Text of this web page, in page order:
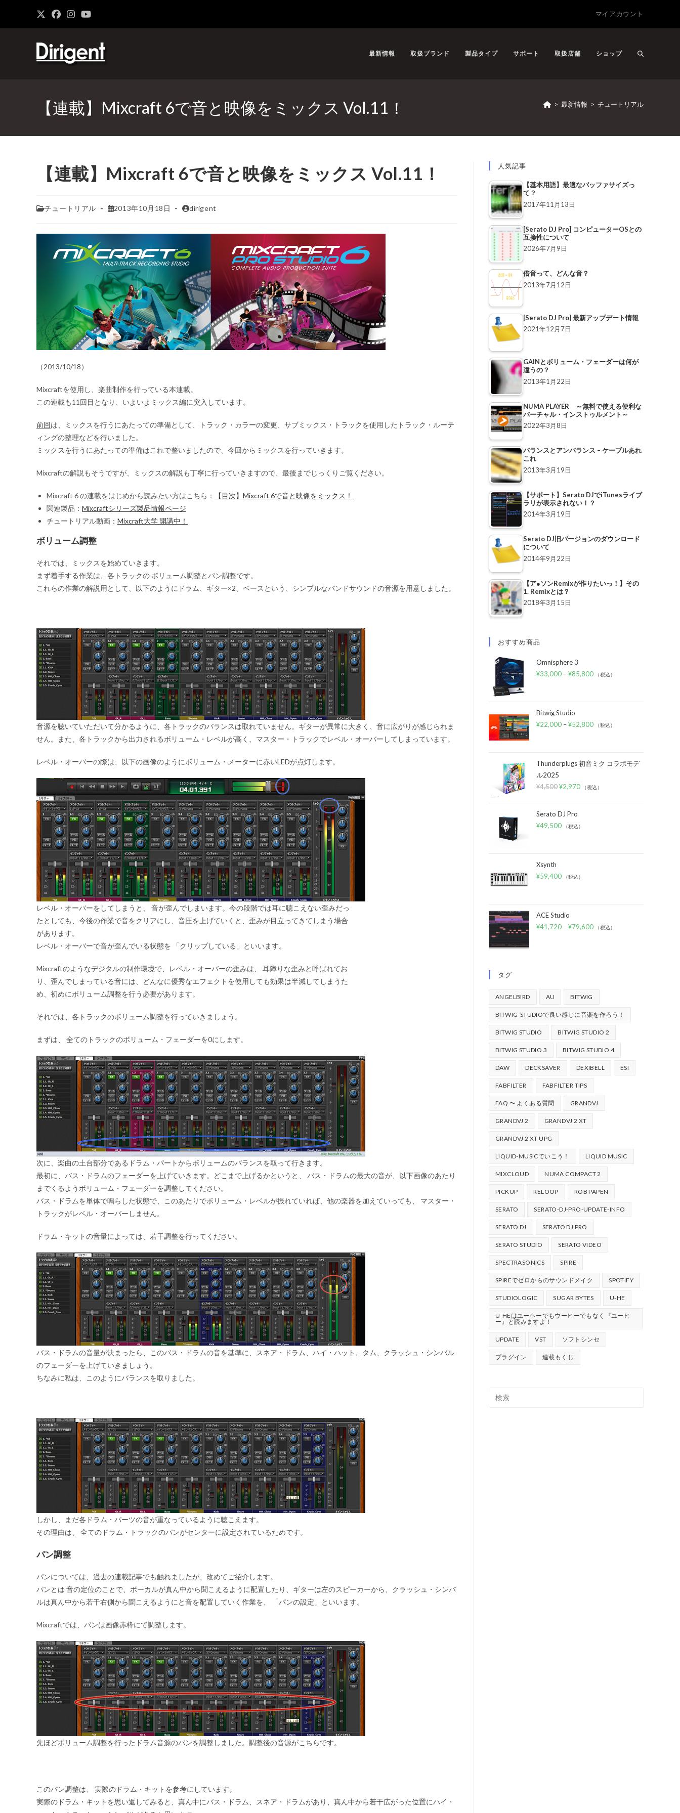
マイアカウント
最新情報 取扱ブランド 製品タイプ サポート 取扱店舗 ショップ
【連載】Mixcraft 6で音と映像をミックス Vol.11！ > 最新情報 > チュートリアル
【連載】Mixcraft 6で音と映像をミックス Vol.11！
チュートリアル 2013年10月18日 dirigent
（2013/10/18）
Mixcraftを使用し、楽曲制作を行っている本連載。
この連載も11回目となり、いよいよミックス編に突入しています。
前回は、ミックスを行うにあたっての準備として、トラック・カラーの変更、サブミックス・トラックを使用したトラック・ルーテ
ィングの整理などを行いました。
ミックスを行うにあたっての準備はこれで整いましたので、今回からミックスを行っていきます。
Mixcraftの解説もそうですが、ミックスの解説も丁寧に行っていきますので、最後までじっくりご覧ください。
Mixcraft 6 の連載をはじめから読みたい方はこちら：
【目次】Mixcraft 6で音と映像をミックス！
関連製品： Mixcraftシリーズ製品情報ページ
チュートリアル動画： Mixcraft大学 開講中！
ボリューム調整
それでは、ミックスを始めていきます。
まず着手する作業は、各トラックの ボリューム調整とパン調整です。
これらの作業の解説用として、以下のようにドラム、ギター×2、ベースという、シンプルなバンドサウンドの音源を用意しました。
音源を聴いていただいて分かるように、各トラックのバランスは取れていません。ギターが異常に大きく、音に広がりが感じられま
せん。また、各トラックから出力されるボリューム・レベルが高く、マスター・トラックでレベル・オーバー してしまっています。
レベル・オーバーの際は、以下の画像のようにボリューム・メーターに赤いLEDが点灯します。
レベル・オーバーをしてしまうと、 音が歪んでしまいます。 今の段階では耳に聴こえない歪みだっ
たとしても、今後の作業で音をクリアにし、音圧を上げていくと、歪みが目立ってきてしまう場合
があります。
レベル・オーバーで音が歪んでいる状態を
「クリップしている」 といいます。
Mixcraftのようなデジタルの制作環境で、レベル・オーバーの歪みは、 耳障りな歪みと呼ばれてお
り、歪んでしまっている音には、どんなに優秀なエフェクトを使用しても効果は半減してしまうた
め、初めにボリューム調整を行う必要があります。
それでは、各トラックのボリューム調整を行っていきましょう。
まずは、 全てのトラックのボリューム・フェーダーを0にします。
次に、楽曲の土台部分であるドラム・パートからボリュームのバランスを取って行きます。
最初に、バス・ドラムのフェーダーを上げていきます。どこまで上げるかというと、 バス・ドラムの最大の音が、以下画像のあたり
までくるようボリューム・フェーダーを調整してください。
バス・ドラムを単体で鳴らした状態で、このあたりでボリューム・レベルが振れていれば、他の楽器を加えていっても、 マスター・
トラックがレベル・オーバー しません。
ドラム・キットの音量によっては、若干調整を行ってください。
バス・ドラムの音量が決まったら、このバス・ドラムの音を基準に、スネア・ドラム、ハイ・ハット、タム、クラッシュ・シンバル
のフェーダーを上げていきましょう。
ちなみに私は、このようにバランスを取りました。
しかし、まだ各ドラム・パーツの音が重なっているように聴こえます。
その理由は、 全てのドラム・トラックのパンがセンターに設定されているためです。
パン調整
パンについては、過去の連載記事でも触れましたが、改めてご紹介します。
パンとは 音の定位のことで、ボーカルが真ん中から聞こえるように配置したり、ギターは左のスピーカーから、クラッシュ・シンバ
ルは真ん中から若干右側から聞こえるようにと音を配置していく作業を、
「パンの設定」 といいます。
Mixcraftでは、パンは画像赤枠にて調整します。
先ほどボリューム調整を行ったドラム音源のパンを調整しました。調整後の音源がこちらです。
このパン調整は、 実際のドラム・キット を参考にしています。
実際のドラム・キットを思い返してみると、真ん中にバス・ドラム、スネア・ドラムがあり、真ん中から若干広がった位置にハイ・
人気記事
【基本用語】最適なバッファサイズっ
て？
2017年11月13日
[Serato DJ Pro] コンピューターOSとの
互換性について
2026年7月9日
倍音って、どんな音？
2013年7月12日
[Serato DJ Pro] 最新アップデート情報
2021年12月7日
GAINとボリューム・フェーダーは何が
違うの？
2013年1月22日
NUMA PLAYER ～無料で使える便利な
バーチャル・インストゥルメント～
2022年3月8日
バランスとアンバランス – ケーブルあれ
これ
2013年3月19日
【サポート】Serato DJでiTunesライブ
ラリが表示されない！？
2014年3月19日
Serato DJ旧バージョンのダウンロード
について
2014年9月22日
【ア●ソンRemixが作りたいっ！】その
1. Remixとは？
2018年3月15日
おすすめ商品
Omnisphere 3
¥33,000 –¥85,800 （税込）
Bitwig Studio
¥22,000 –¥52,800 （税込）
Thunderplugs 初音ミク コラボモデ
ル2025
¥4,500¥2,970 （税込）
Serato DJ Pro
¥49,500 （税込）
Xsynth
¥59,400 （税込）
ACE Studio
¥41,720 –¥79,600 （税込）
タグ
ANGELBIRD AU BITWIG
BITWIG-STUDIOで良い感じに音楽を作ろう！
BITWIG STUDIO BITWIG STUDIO 2
BITWIG STUDIO 3 BITWIG STUDIO 4
DAW DECKSAVER DEXIBELL ESI
FABFILTER FABFILTER TIPS
FAQ 〜 よくある質問 GRANDVJ
GRANDVJ 2 GRANDVJ 2 XT
GRANDVJ 2 XT UPG
LIQUID-MUSICでいこう！ LIQUID MUSIC
MIXCLOUD NUMA COMPACT 2
PICKUP RELOOP ROB PAPEN
SERATO SERATO-DJ-PRO-UPDATE-INFO
SERATO DJ SERATO DJ PRO
SERATO STUDIO SERATO VIDEO
SPECTRASONICS SPIRE
SPIREでゼロからのサウンドメイク SPOTIFY
STUDIOLOGIC SUGAR BYTES U-HE
U-HEはユーヘーでもウーヒーでもなく『ユーヒ
ー』と読みますよ！
UPDATE VST ソフトシンセ
プラグイン 連載もくじ